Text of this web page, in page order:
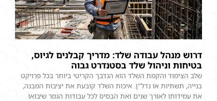
דרוש מנהל עבודה שלד: מדריך קבלנים לגיוס,
בטיחות וניהול שלד בסטנדרט גבוה
שלב הצימוד והקמת השלד הוא הנדבך הקריטי ביותר בכל פרויקט
בנייה, תשתיות או נדל"ן. איכות השלד קובעת את יציבות המבנה,
את עמידותו לאורך שנים ואת הבסיס לכל עבודות הגמר שיבואו